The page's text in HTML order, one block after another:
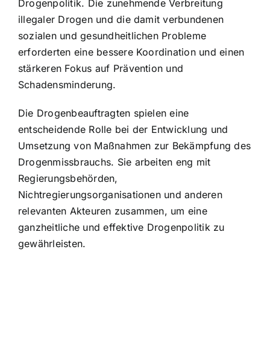
Drogenpolitik. Die zunehmende Verbreitung
illegaler Drogen und die damit verbundenen
sozialen und gesundheitlichen Probleme
erforderten eine bessere Koordination und einen
stärkeren Fokus auf Prävention und
Schadensminderung.
Die Drogenbeauftragten spielen eine
entscheidende Rolle bei der Entwicklung und
Umsetzung von Maßnahmen zur Bekämpfung des
Drogenmissbrauchs. Sie arbeiten eng mit
Regierungsbehörden,
Nichtregierungsorganisationen und anderen
relevanten Akteuren zusammen, um eine
ganzheitliche und effektive Drogenpolitik zu
gewährleisten.